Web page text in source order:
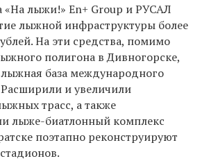
«На лыжи!» En+ Group и РУСАЛ
лыжной инфраструктуры более
На эти средства, помимо
полигона в Дивногорске,
база международного
и увеличили
трасс, а также
лыже-биатлонный комплекс
поэтапно реконструируют